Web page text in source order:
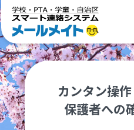
カンタン操
保護者への